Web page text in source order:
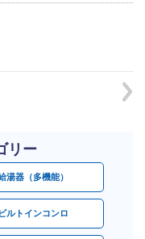
リー
湯器（多機能）
ビルトインコンロ